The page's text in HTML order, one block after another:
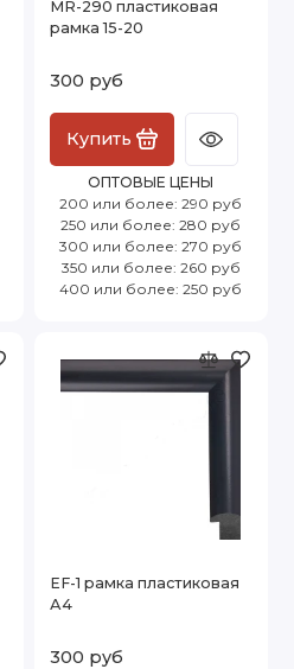
MR-290 пластиковая
рамка 15-20
300 руб
Купить
ОПТОВЫЕ ЦЕНЫ
200 или более: 290 руб
250 или более: 280 руб
300 или более: 270 руб
350 или более: 260 руб
400 или более: 250 руб
EF-1 рамка пластиковая
А4
300 руб